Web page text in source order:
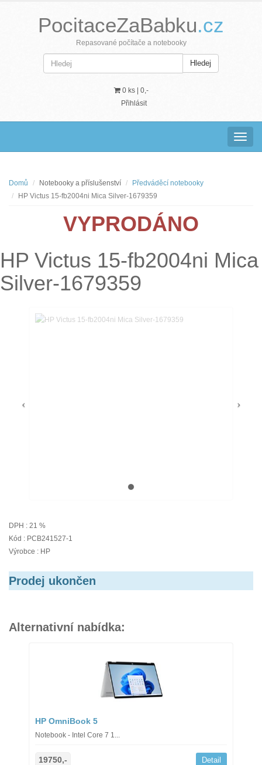
PocitaceZaBabku.cz
Repasované počítače a notebooky
Hledej
0 ks | 0,-
Přihlásit
Domů Notebooky a příslušenství
Předváděcí notebooky
HP Victus 15-fb2004ni Mica Silver-1679359
VYPRODÁNO
HP Victus 15-fb2004ni Mica
Silver-1679359
DPH : 21 %
Kód : PCB241527-1
Výrobce : HP
Prodej ukončen
Alternativní nabídka:
HP OmniBook 5
Notebook - Intel Core 7 1...
19750,- Detail